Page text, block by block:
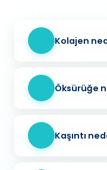
Kolajen
Öksürüğe
Kaşıntı